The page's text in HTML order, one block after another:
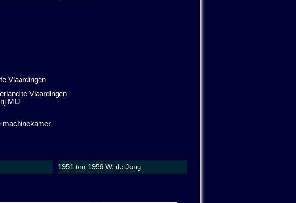
Vlaardingen
te Vlaardingen
MIJ
machinekamer
1951 t/m 1956 W. de Jong